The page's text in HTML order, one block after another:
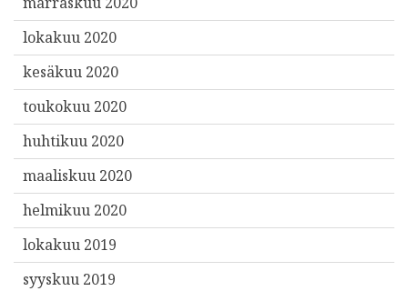
lokakuu 2020
kesäkuu 2020
toukokuu 2020
huhtikuu 2020
maaliskuu 2020
helmikuu 2020
lokakuu 2019
syyskuu 2019